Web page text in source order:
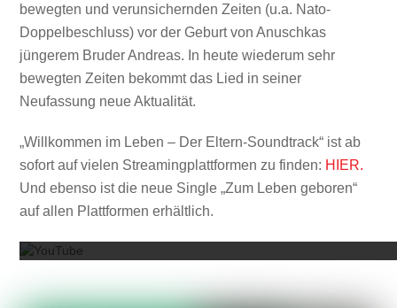
bewegten und verunsichernden Zeiten (u.a. Nato-
Doppelbeschluss) vor der Geburt von Anuschkas
jüngerem Bruder Andreas. In heute wiederum sehr
bewegten Zeiten bekommt das Lied in seiner
Neufassung neue Aktualität.
„Willkommen im Leben – Der Eltern-Soundtrack“ ist ab
sofort auf vielen Streamingplattformen zu finden: HIER.
Und ebenso ist die neue Single „Zum Leben geboren“
auf allen Plattformen erhältlich.